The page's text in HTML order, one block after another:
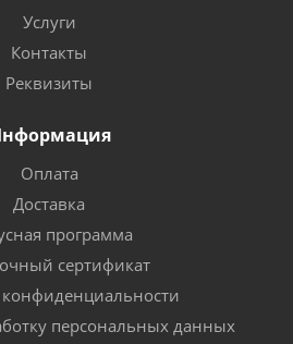
Услуги
Контакты
Реквизиты
Оплата
Доставка
программа
сертификат
персональных данных